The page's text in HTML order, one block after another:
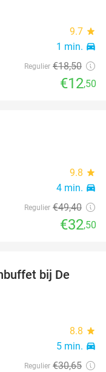
9.7 star
1 min. directions_car
Regulier €18,50
€12,50
9.8 star
4 min. directions_car
Regulier €49,40
€32,50
43%
bij De
8.8 star
5 min. directions_car
Regulier €30,65